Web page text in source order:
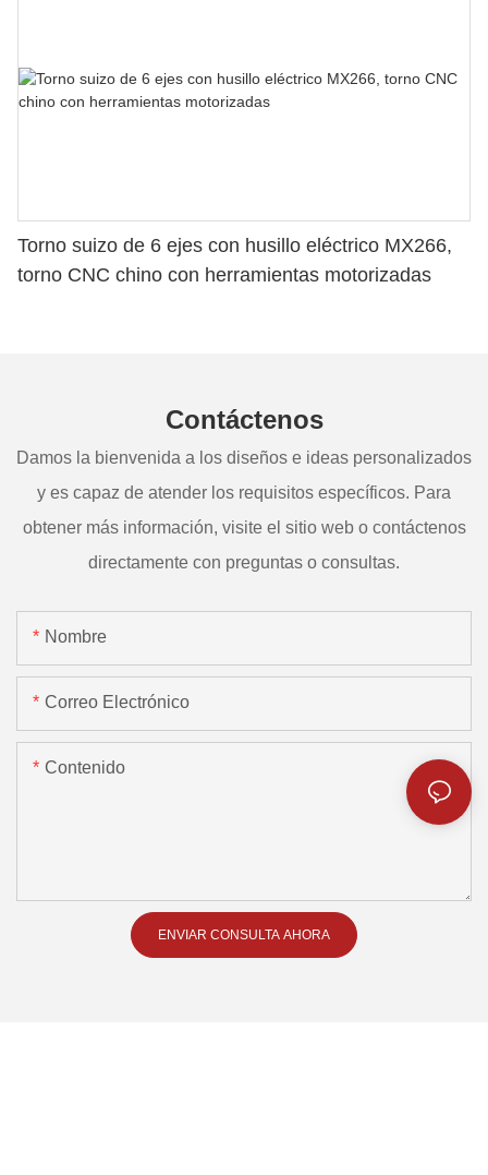
Torno suizo de 6 ejes con husillo eléctrico MX266,
torno CNC chino con herramientas motorizadas
Contáctenos
Damos la bienvenida a los diseños e ideas personalizados
y es capaz de atender los requisitos específicos. Para
obtener más información, visite el sitio web o contáctenos
directamente con preguntas o consultas.
Nombre
Correo Electrónico
Contenido
ENVIAR CONSULTA AHORA